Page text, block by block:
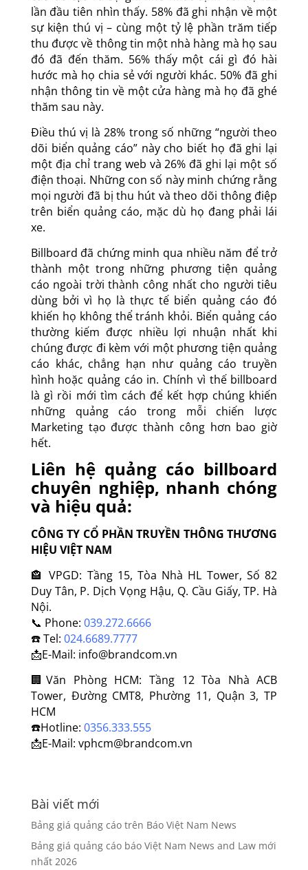
lần đầu tiên nhìn thấy. 58% đã ghi nhận về một
sự kiện thú vị – cùng một tỷ lệ phần trăm tiếp
thu được về thông tin một nhà hàng mà họ sau
đó đã đến thăm. 56% thấy một cái gì đó hài
hước mà họ chia sẻ với người khác. 50% đã ghi
nhận thông tin về một cửa hàng mà họ đã ghé
thăm sau này.
Điều thú vị là 28% trong số những “người theo
dõi biển quảng cáo” này cho biết họ đã ghi lại
một địa chỉ trang web và 26% đã ghi lại một số
điện thoại. Những con số này minh chứng rằng
mọi người đã bị thu hút và theo dõi thông điệp
trên biển quảng cáo, mặc dù họ đang phải lái
xe.
Billboard đã chứng minh qua nhiều năm để trở
thành một trong những phương tiện quảng
cáo ngoài trời thành công nhất cho người tiêu
dùng bởi vì họ là thực tế biển quảng cáo đó
khiến họ không thể tránh khỏi. Biển quảng cáo
thường kiếm được nhiều lợi nhuận nhất khi
chúng được đi kèm với một phương tiện quảng
cáo khác, chẳng hạn như quảng cáo truyền
hình hoặc quảng cáo in. Chính vì thế billboard
là gì rồi mới tìm cách để kết hợp chúng khiến
những quảng cáo trong mỗi chiến lược
Marketing tạo được thành công hơn bao giờ
hết.
Liên hệ quảng cáo billboard
chuyên nghiệp, nhanh chóng
và hiệu quả:
CÔNG TY CỔ PHẦN TRUYỀN THÔNG THƯƠNG
HIỆU VIỆT NAM
🏤 VPGD: Tầng 15, Tòa Nhà HL Tower, Số 82
Duy Tân, P. Dịch Vọng Hậu, Q. Cầu Giấy, TP. Hà
Nội.
📞 Phone: 039.272.6666
☎️Tel: 024.6689.7777
📩E-Mail: info@brandcom.vn
🏢Văn Phòng HCM: Tầng 12 Tòa Nhà ACB
Tower, Đường CMT8, Phường 11, Quận 3, TP
HCM
☎️Hotline: 0356.333.555
📩E-Mail: vphcm@brandcom.vn
Bài viết mới
Bảng giá quảng cáo trên Báo Việt Nam News
Bảng giá quảng cáo báo Việt Nam News and Law mới
nhất 2026